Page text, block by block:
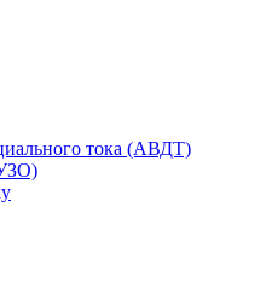
тока (АВДТ)